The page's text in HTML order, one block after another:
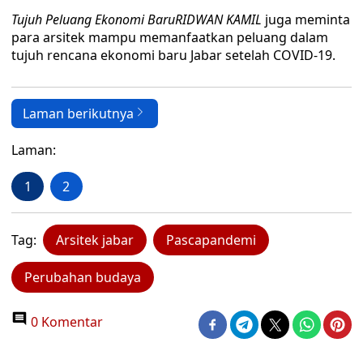
Tujuh Peluang Ekonomi BaruRIDWAN KAMIL juga meminta
para arsitek mampu memanfaatkan peluang dalam
tujuh rencana ekonomi baru Jabar setelah COVID-19.
Laman berikutnya
Laman:
1 2
Tag: Arsitek jabar Pascapandemi
Perubahan budaya
0 Komentar